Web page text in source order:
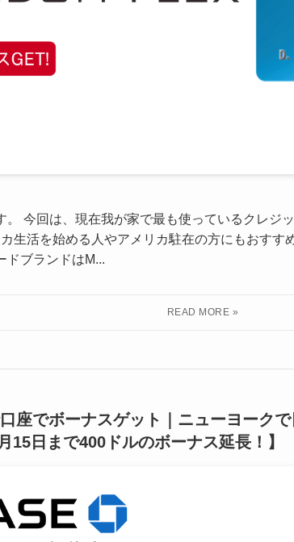
。 今回は、現在我が家で最も使っているクレジ
生活を始める人やアメリカ駐在の方にもおすす
ドブランドはM...
座でボーナスゲット｜ニューヨーク
15日まで400ドルのボーナス延長！】